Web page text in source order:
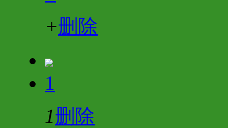
+删除
1
1删除